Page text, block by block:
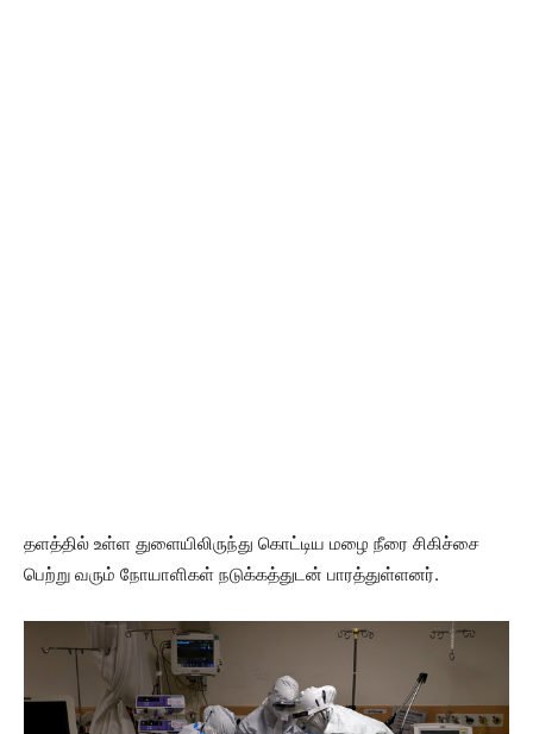
தளத்தில் உள்ள துளையிலிருந்து கொட்டிய மழை நீரை சிகிச்சை
பெற்று வரும் நோயாளிகள் நடுக்கத்துடன் பாரத்துள்ளனர்.